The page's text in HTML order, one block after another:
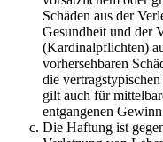
Schäden aus der
Gesundheit und der
(Kardinalpflichten)
vorhersehbaren
die
gilt auch für
entgangenen
Die Haftung ist